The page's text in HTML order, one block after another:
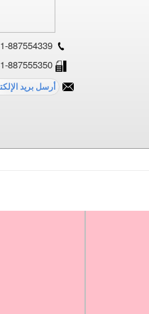
0031-887554339
0031-887555350